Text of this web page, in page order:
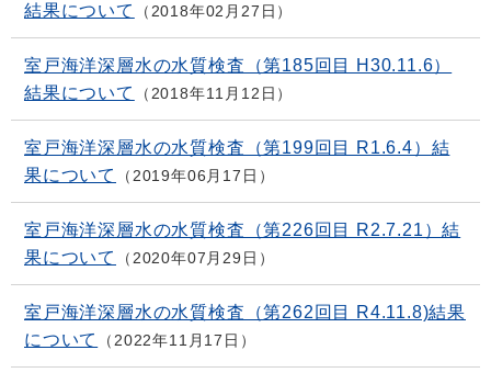
結果について
2018年02月27日
室戸海洋深層水の水質検査（第185回目 H30.11.6）
結果について
2018年11月12日
室戸海洋深層水の水質検査（第199回目 R1.6.4）結
果について
2019年06月17日
室戸海洋深層水の水質検査（第226回目 R2.7.21）結
果について
2020年07月29日
室戸海洋深層水の水質検査（第262回目 R4.11.8)結果
について
2022年11月17日